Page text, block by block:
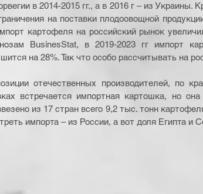
в 2014-2015 гг., а в 2016 г – из Украины.
на поставки плодоовощной
картофеля на российский рынок
BusinesStat, в 2019-2023 гг импорт
на 28%. Так что особо рассчитывать на
отечественных производителей, по
встречается импортная картошка, но
из 17 стран всего 9,2 тыс. тонн
импорта – из России, а вот доля Египта и